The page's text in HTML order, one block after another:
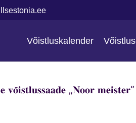
Võistluskalender
𝐯𝐨̃𝐢𝐬𝐭𝐥𝐮𝐬𝐬𝐚𝐚𝐝𝐞 „𝐍𝐨𝐨𝐫